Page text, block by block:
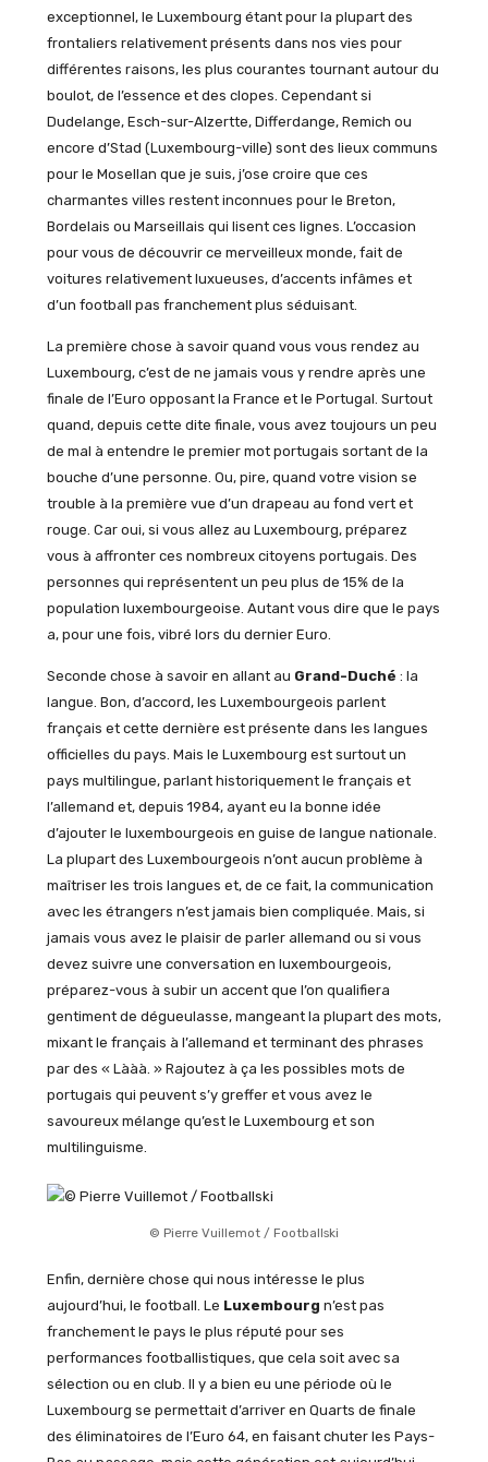
exceptionnel, le Luxembourg étant pour la plupart des
frontaliers relativement présents dans nos vies pour
différentes raisons, les plus courantes tournant autour du
boulot, de l’essence et des clopes. Cependant si
Dudelange, Esch-sur-Alzertte, Differdange, Remich ou
encore d’Stad (Luxembourg-ville) sont des lieux communs
pour le Mosellan que je suis, j’ose croire que ces
charmantes villes restent inconnues pour le Breton,
Bordelais ou Marseillais qui lisent ces lignes. L’occasion
pour vous de découvrir ce merveilleux monde, fait de
voitures relativement luxueuses, d’accents infâmes et
d’un football pas franchement plus séduisant.
La première chose à savoir quand vous vous rendez au
Luxembourg, c’est de ne jamais vous y rendre après une
finale de l’Euro opposant la France et le Portugal. Surtout
quand, depuis cette dite finale, vous avez toujours un peu
de mal à entendre le premier mot portugais sortant de la
bouche d’une personne. Ou, pire, quand votre vision se
trouble à la première vue d’un drapeau au fond vert et
rouge. Car oui, si vous allez au Luxembourg, préparez
vous à affronter ces nombreux citoyens portugais. Des
personnes qui représentent un peu plus de 15% de la
population luxembourgeoise. Autant vous dire que le pays
a, pour une fois, vibré lors du dernier Euro.
Seconde chose à savoir en allant au Grand-Duché : la
langue. Bon, d’accord, les Luxembourgeois parlent
français et cette dernière est présente dans les langues
officielles du pays. Mais le Luxembourg est surtout un
pays multilingue, parlant historiquement le français et
l’allemand et, depuis 1984, ayant eu la bonne idée
d’ajouter le luxembourgeois en guise de langue nationale.
La plupart des Luxembourgeois n’ont aucun problème à
maîtriser les trois langues et, de ce fait, la communication
avec les étrangers n’est jamais bien compliquée. Mais, si
jamais vous avez le plaisir de parler allemand ou si vous
devez suivre une conversation en luxembourgeois,
préparez-vous à subir un accent que l’on qualifiera
gentiment de dégueulasse, mangeant la plupart des mots,
mixant le français à l’allemand et terminant des phrases
par des « Lààà. » Rajoutez à ça les possibles mots de
portugais qui peuvent s’y greffer et vous avez le
savoureux mélange qu’est le Luxembourg et son
multilinguisme.
© Pierre Vuillemot / Footballski
Enfin, dernière chose qui nous intéresse le plus
aujourd’hui, le football. Le Luxembourg n’est pas
franchement le pays le plus réputé pour ses
performances footballistiques, que cela soit avec sa
sélection ou en club. Il y a bien eu une période où le
Luxembourg se permettait d’arriver en Quarts de finale
des éliminatoires de l’Euro 64, en faisant chuter les Pays-